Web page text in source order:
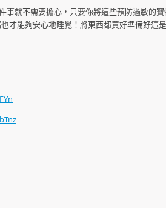
事就不需要擔心，只要你將這些預防過敏的
才能夠安心地睡覺！將東西都買好準備好